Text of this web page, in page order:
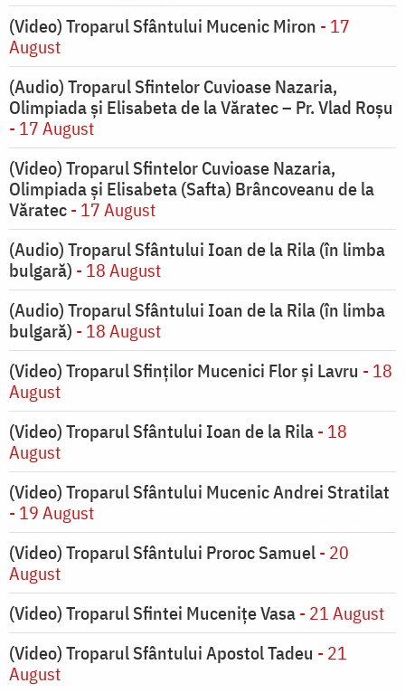
(Video) Troparul Sfântului Mucenic Miron - 17
August
(Audio) Troparul Sfintelor Cuvioase Nazaria,
Olimpiada și Elisabeta de la Văratec – Pr. Vlad Roșu
- 17 August
(Video) Troparul Sfintelor Cuvioase Nazaria,
Olimpiada și Elisabeta (Safta) Brâncoveanu de la
Văratec- 17 August
(Audio) Troparul Sfântului Ioan de la Rila (în limba
bulgară) - 18 August
(Audio) Troparul Sfântului Ioan de la Rila (în limba
bulgară) - 18 August
(Video) Troparul Sfinților Mucenici Flor și Lavru - 18
August
(Video) Troparul Sfântului Ioan de la Rila- 18
August
(Video) Troparul Sfântului Mucenic Andrei Stratilat
- 19 August
(Video) Troparul Sfântului Proroc Samuel- 20
August
(Video) Troparul Sfintei Mucenițe Vasa- 21 August
(Video) Troparul Sfântului Apostol Tadeu - 21
August